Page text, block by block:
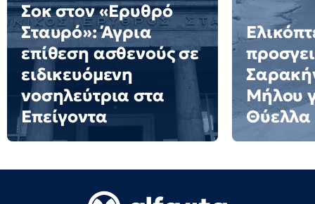
Σοκ στον «Ερυθρό
Σταυρό»: Άγρια
επίθεση ασθενούς σε
ειδικευόμενη
νοσηλεύτρια στα
Επείγοντα
Μήλου
Θύελλα